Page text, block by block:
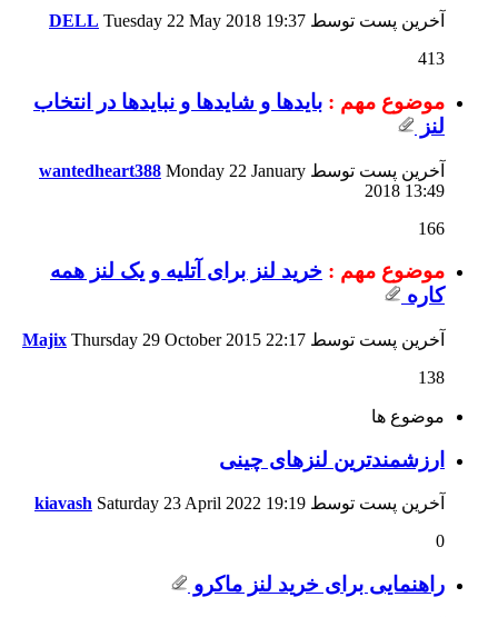
آخرین پست توسط DELL Tuesday 22 May 2018 19:37
413
موضوع مهم : باید‌ها و شایدها و نبایدها در انتخاب
لنز
آخرین پست توسط wantedheart388 Monday 22 January
2018 13:49
166
موضوع مهم : خرید لنز برای آتلیه و یک لنز همه
کاره
آخرین پست توسط Majix Thursday 29 October 2015 22:17
138
موضوع ها
ارزشمندترین لنزهای چینی
آخرین پست توسط kiavash Saturday 23 April 2022 19:19
0
راهنمایی برای خرید لنز ماکرو